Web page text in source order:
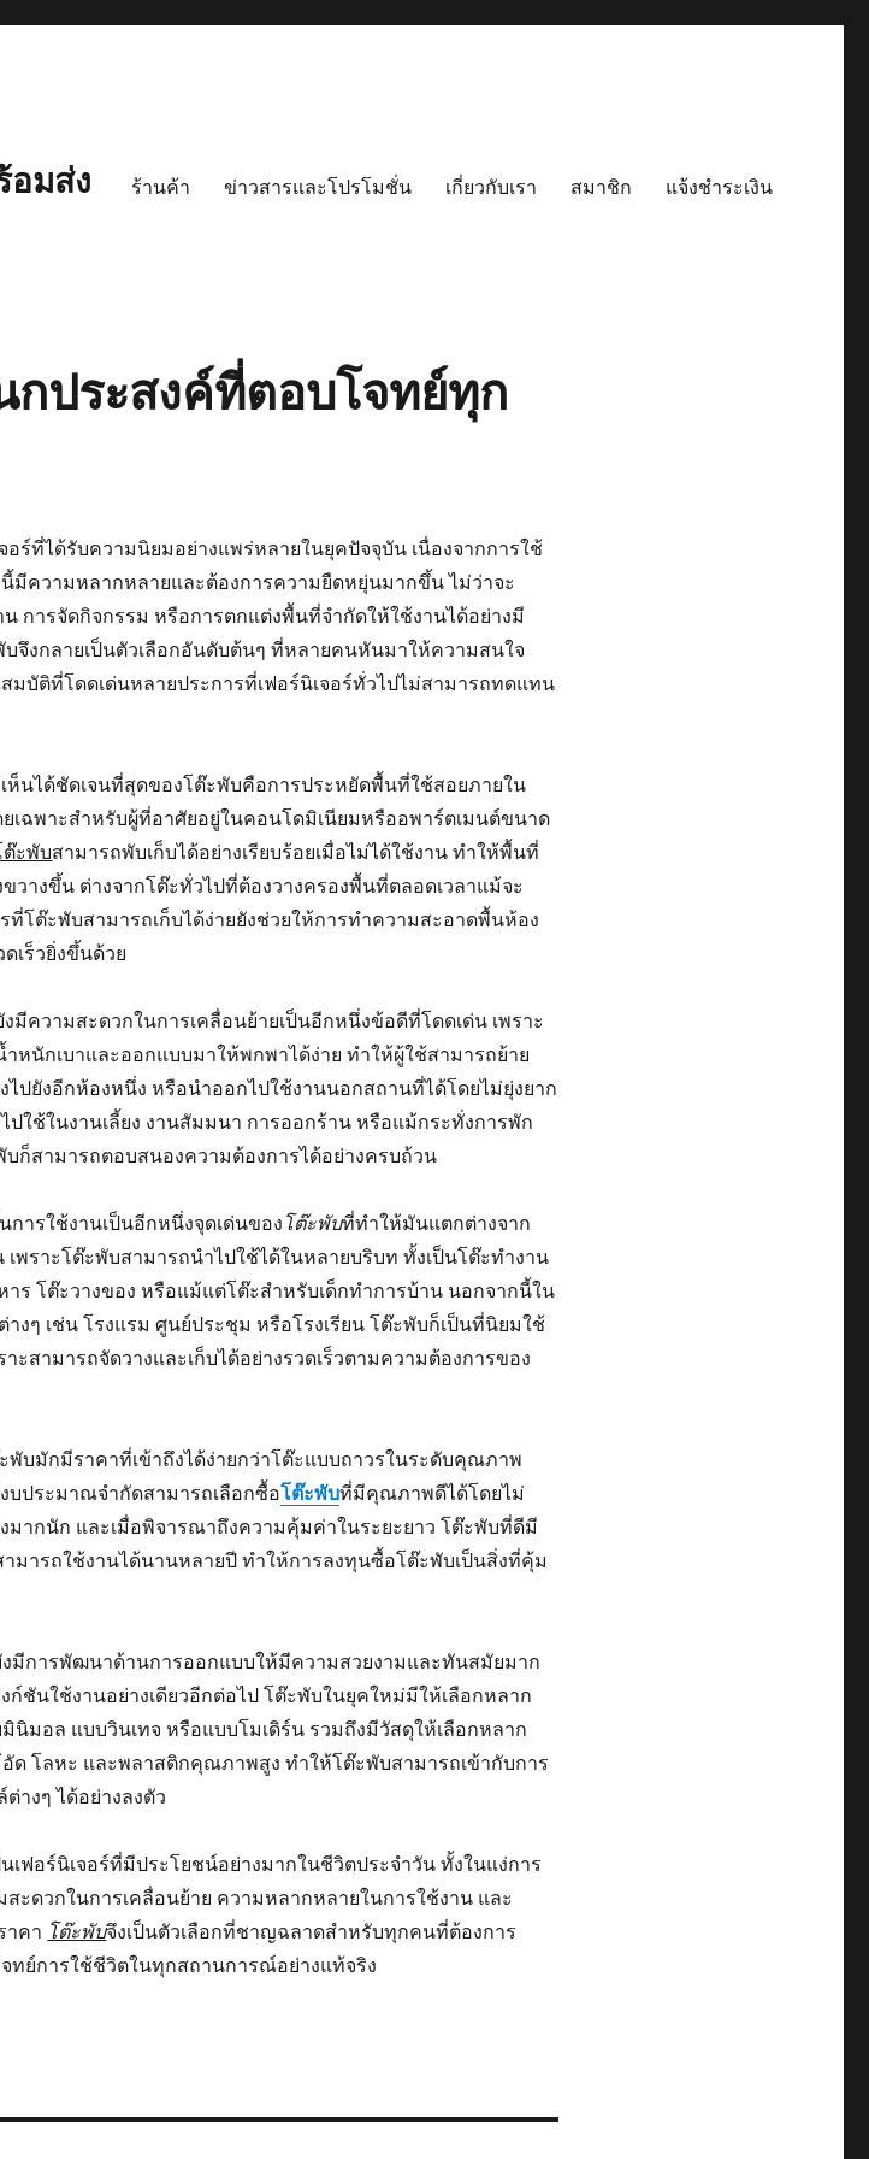
อมส่ง ร้านค้า ข่าวสารและโปรโมชั่น เกี่ยวกับเรา สมาชิก แจ้งชำระเงิน
กประสงค์ที่ตอบโจทย์ทุก
จอร์ที่ได้รับความนิยมอย่างแพร่หลายในยุคปัจจุบัน เนื่องจากการใช้
มีความหลากหลายและต้องการความยืดหยุ่นมากขึ้น ไม่ว่าจะ
การจัดกิจกรรม หรือการตกแต่งพื้นที่จำกัดให้ใช้งานได้อย่างมี
จึงกลายเป็นตัวเลือกอันดับต้นๆ ที่หลายคนหันมาให้ความสนใจ
มบัติที่โดดเด่นหลายประการที่เฟอร์นิเจอร์ทั่วไปไม่สามารถทดแทน
ห็นได้ชัดเจนที่สุดของโต๊ะพับคือการประหยัดพื้นที่ใช้สอยภายใน
เฉพาะสำหรับผู้ที่อาศัยอยู่ในคอนโดมิเนียมหรืออพาร์ตเมนต์ขนาด
ต๊ะพับสามารถพับเก็บได้อย่างเรียบร้อยเมื่อไม่ได้ใช้งาน ทำให้พื้นที่
วางขึ้น ต่างจากโต๊ะทั่วไปที่ต้องวางครองพื้นที่ตลอดเวลาแม้จะ
ที่โต๊ะพับสามารถเก็บได้ง่ายยังช่วยให้การทำความสะอาดพื้นห้อง
เร็วยิ่งขึ้นด้วย
มีความสะดวกในการเคลื่อนย้ายเป็นอีกหนึ่งข้อดีที่โดดเด่น เพราะ
หนักเบาและออกแบบมาให้พกพาได้ง่าย ทำให้ผู้ใช้สามารถย้าย
ไปยังอีกห้องหนึ่ง หรือนำออกไปใช้งานนอกสถานที่ได้โดยไม่ยุ่งยาก
ปใช้ในงานเลี้ยง งานสัมมนา การออกร้าน หรือแม้กระทั่งการพัก
ก็สามารถตอบสนองความต้องการได้อย่างครบถ้วน
ารใช้งานเป็นอีกหนึ่งจุดเด่นของโต๊ะพับที่ทำให้มันแตกต่างจาก
เพราะโต๊ะพับสามารถนำไปใช้ได้ในหลายบริบท ทั้งเป็นโต๊ะทำงาน
ร โต๊ะวางของ หรือแม้แต่โต๊ะสำหรับเด็กทำการบ้าน นอกจากนี้ใน
งๆ เช่น โรงแรม ศูนย์ประชุม หรือโรงเรียน โต๊ะพับก็เป็นที่นิยมใช้
าะสามารถจัดวางและเก็บได้อย่างรวดเร็วตามความต้องการของ
พับมักมีราคาที่เข้าถึงได้ง่ายกว่าโต๊ะแบบถาวรในระดับคุณภาพ
บประมาณจำกัดสามารถเลือกซื้อโต๊ะพับที่มีคุณภาพดีได้โดยไม่
งมากนัก และเมื่อพิจารณาถึงความคุ้มค่าในระยะยาว โต๊ะพับที่ดีมี
มารถใช้งานได้นานหลายปี ทำให้การลงทุนซื้อโต๊ะพับเป็นสิ่งที่คุ้ม
มีการพัฒนาด้านการออกแบบให้มีความสวยงามและทันสมัยมาก
ก์ชันใช้งานอย่างเดียวอีกต่อไป โต๊ะพับในยุคใหม่มีให้เลือกหลาก
นิมอล แบบวินเทจ หรือแบบโมเดิร์น รวมถึงมีวัสดุให้เลือกหลาก
อัด โลหะ และพลาสติกคุณภาพสูง ทำให้โต๊ะพับสามารถเข้ากับการ
างๆ ได้อย่างลงตัว
เฟอร์นิเจอร์ที่มีประโยชน์อย่างมากในชีวิตประจำวัน ทั้งในแง่การ
ะดวกในการเคลื่อนย้าย ความหลากหลายในการใช้งาน และ
าคา โต๊ะพับจึงเป็นตัวเลือกที่ชาญฉลาดสำหรับทุกคนที่ต้องการ
จทย์การใช้ชีวิตในทุกสถานการณ์อย่างแท้จริง